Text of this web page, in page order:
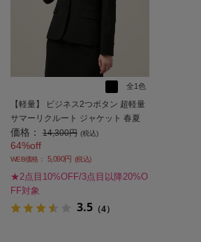
全1色
【軽量】 ビジネス2つボタン 超軽量
サマーリクルート ジャケット 春夏
【レディース】
価格： 14,300円 (税込)
64%off
WEB価格： 5,090円 (税込)
★2点目10%OFF/3点目以降20%O
FF対象
3.5 （4）